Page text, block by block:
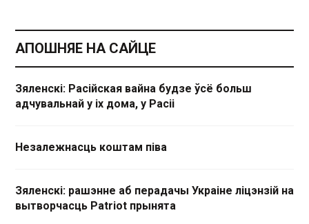
АПОШНЯЕ НА САЙЦЕ
Зяленскі: Расійская вайна будзе ўсё больш
адчувальнай у іх дома, у Расіі
Незалежнасць коштам піва
Зяленскі: рашэнне аб перадачы Украіне ліцэнзій на
вытворчасць Patriot прынята